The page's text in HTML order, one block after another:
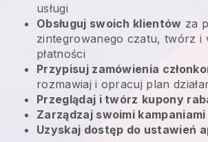
usługi
Obsługuj swoich klientów za
zintegrowanego czatu, twórz i
płatności
Przypisuj zamówienia
rozmawiaj i opracuj plan
Przeglądaj i twórz kupony
Zarządzaj swoimi
Uzyskaj dostęp do ustawień